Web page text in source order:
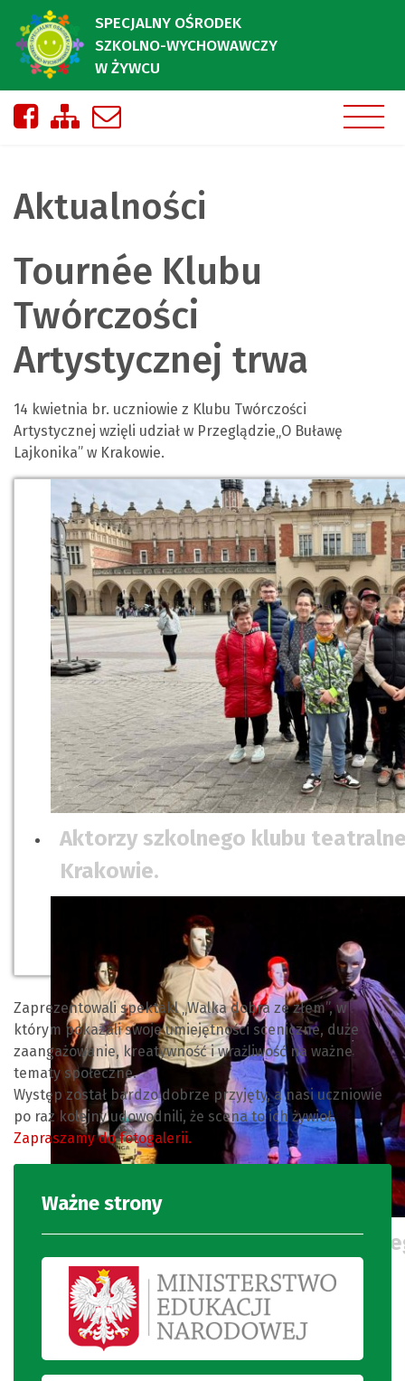
SPECJALNY OŚRODEK
SZKOLNO-WYCHOWAWCZY
W ŻYWCU
Nasza strona na Facebooku
Zobacz mapę strony
Aktualności
Tournée Klubu
Twórczości
Artystycznej trwa
14 kwietnia br. uczniowie z Klubu Twórczości
Artystycznej wzięli udział w Przeglądzie„O Buławę
Lajkonika” w Krakowie.
Aktorzy szkolnego klubu
Krakowie.
Występ teatralny uczniów
Zaprezentowali spektakl „Walka dobra ze złem”, w
którym pokazali swoje umiejętności sceniczne, duże
zaangażowanie, kreatywność i wrażliwość na ważne
tematy społeczne.
Występ został bardzo dobrze przyjęty, a nasi uczniowie
po raz kolejny udowodnili, że scena to ich żywioł.
Zapraszamy do fotogalerii.
Ważne strony